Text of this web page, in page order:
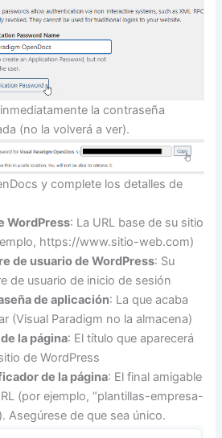
la contraseña
(no la volverá a ver).
y complete los detalles de
WordPress: La URL base de su sitio
https://www.sitio-web.com)
de usuario de WordPress: Su
de usuario de inicio de sesión
de aplicación: La que acaba
(Visual Paradigm no la almacena)
la página: El título que aparecerá
de WordPress
de la página: El final amigable
(por ejemplo, “plantillas-empresa-
Asegúrese de que sea único.